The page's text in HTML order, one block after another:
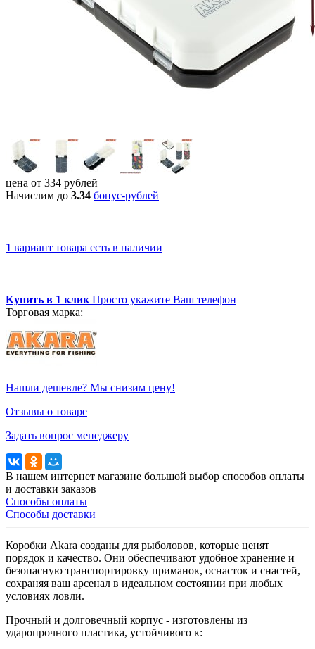
цена от 334 рублей
Начислим до 3.34 бонус-рублей
1 вариант товара есть в наличии
Купить в 1 клик Просто укажите Ваш телефон
Торговая марка:
Нашли дешевле? Мы снизим цену!
Отзывы о товаре
Задать вопрос менеджеру
В нашем интернет магазине большой выбор способов оплаты
и доставки заказов
Способы оплаты
Способы доставки
Коробки Akara созданы для рыболовов, которые ценят
порядок и качество. Они обеспечивают удобное хранение и
безопасную транспортировку приманок, оснасток и снастей,
сохраняя ваш арсенал в идеальном состоянии при любых
условиях ловли.
Прочный и долговечный корпус - изготовлены из
ударопрочного пластика, устойчивого к: